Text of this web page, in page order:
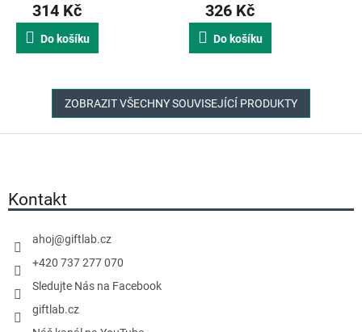
314 Kč
Do košíku
326 Kč
Do košíku
ZOBRAZIT VŠECHNY SOUVISEJÍCÍ PRODUKTY
Kontakt
ahoj@giftlab.cz
+420 737 277 070
Sledujte Nás na Facebook
giftlab.cz